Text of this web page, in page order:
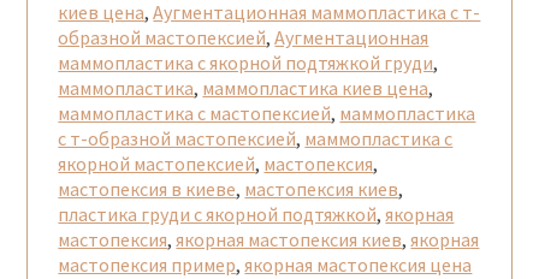
киев цена,Аугментационная маммопластика с т-
образной мастопексией,Аугментационная
маммопластика с якорной подтяжкой груди,
маммопластика, маммопластика киев цена,
маммопластика с мастопексией, маммопластика
с т-образной мастопексией, маммопластика с
якорной мастопексией, мастопексия,
мастопексия в киеве, мастопексия киев,
пластика груди с якорной подтяжкой,якорная
мастопексия,якорная мастопексия киев,якорная
мастопексия пример,якорная мастопексия цена